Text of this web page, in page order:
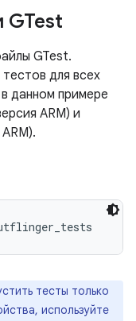
GTest
GTest.
для всех
данном примере
ARM) и
тесты только
используйте